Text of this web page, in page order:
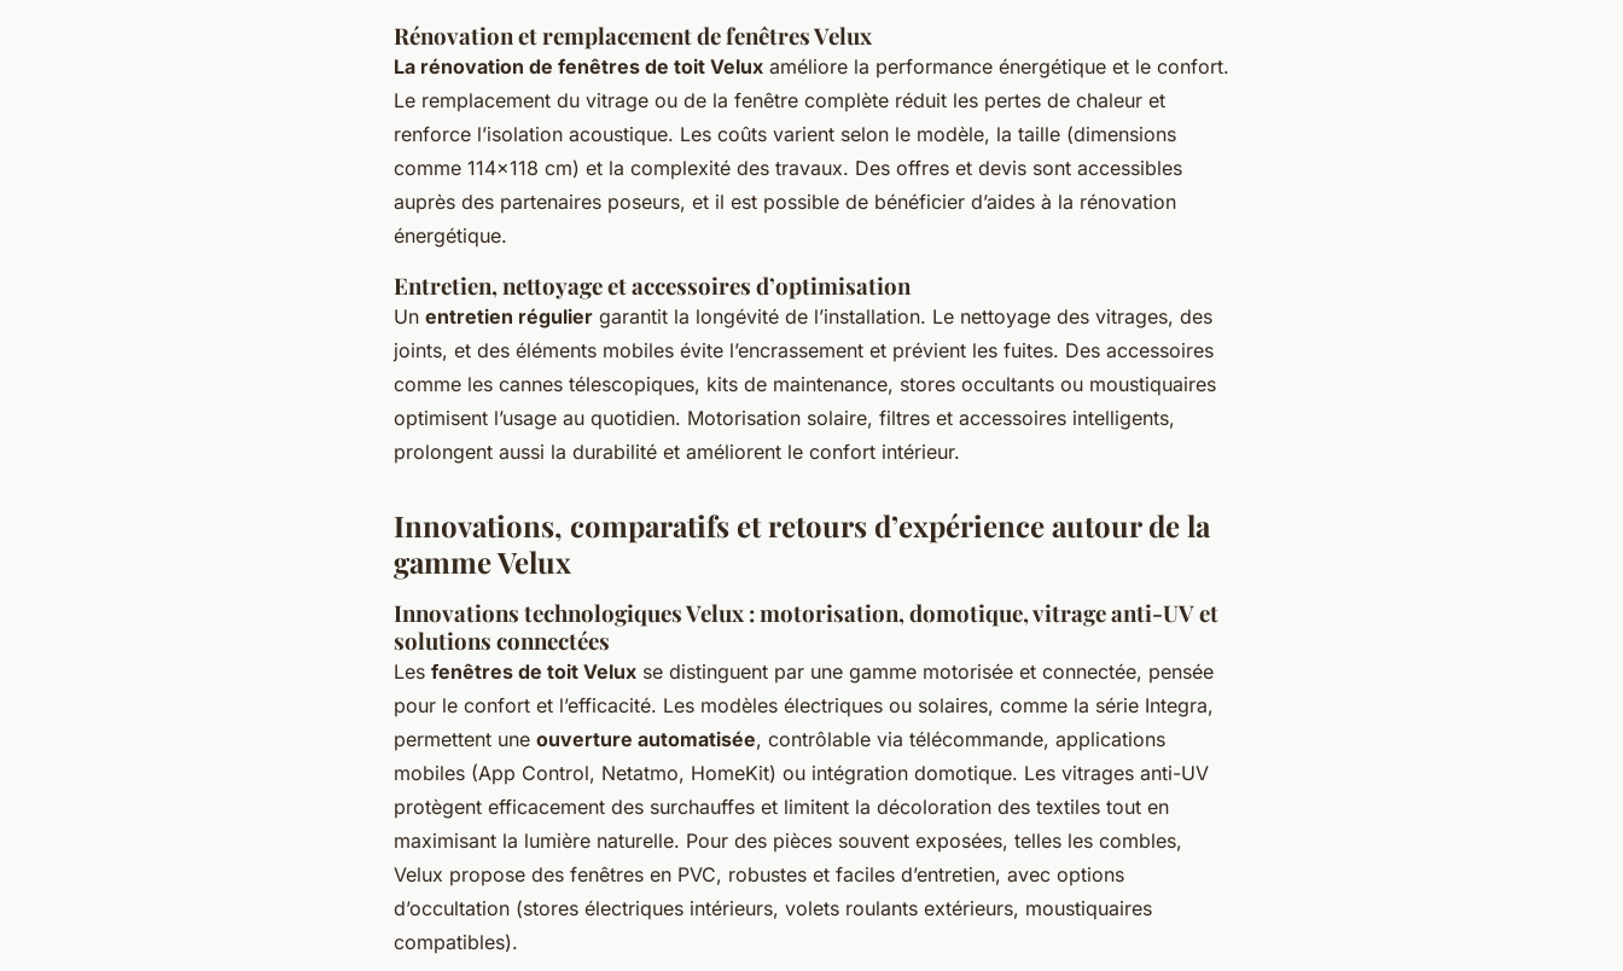
Rénovation et remplacement de fenêtres Velux
La rénovation de fenêtres de toit Velux améliore la performance énergétique et le confort.
Le remplacement du vitrage ou de la fenêtre complète réduit les pertes de chaleur et
renforce l’isolation acoustique. Les coûts varient selon le modèle, la taille (dimensions
comme 114x118 cm) et la complexité des travaux. Des offres et devis sont accessibles
auprès des partenaires poseurs, et il est possible de bénéficier d’aides à la rénovation
énergétique.
Entretien, nettoyage et accessoires d’optimisation
Un entretien régulier garantit la longévité de l’installation. Le nettoyage des vitrages, des
joints, et des éléments mobiles évite l’encrassement et prévient les fuites. Des accessoires
comme les cannes télescopiques, kits de maintenance, stores occultants ou moustiquaires
optimisent l’usage au quotidien. Motorisation solaire, filtres et accessoires intelligents,
prolongent aussi la durabilité et améliorent le confort intérieur.
Innovations, comparatifs et retours d’expérience autour de la
gamme Velux
Innovations technologiques Velux : motorisation, domotique, vitrage anti-UV et
solutions connectées
Les fenêtres de toit Velux se distinguent par une gamme motorisée et connectée, pensée
pour le confort et l’efficacité. Les modèles électriques ou solaires, comme la série Integra,
permettent une ouverture automatisée, contrôlable via télécommande, applications
mobiles (App Control, Netatmo, HomeKit) ou intégration domotique. Les vitrages anti-UV
protègent efficacement des surchauffes et limitent la décoloration des textiles tout en
maximisant la lumière naturelle. Pour des pièces souvent exposées, telles les combles,
Velux propose des fenêtres en PVC, robustes et faciles d’entretien, avec options
d’occultation (stores électriques intérieurs, volets roulants extérieurs, moustiquaires
compatibles).